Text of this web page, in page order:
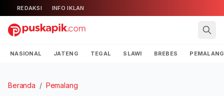
REDAKSI INFO IKLAN
NASIONAL JATENG TEGAL SLAWI BREBES PEMALANG
Beranda / Pemalang